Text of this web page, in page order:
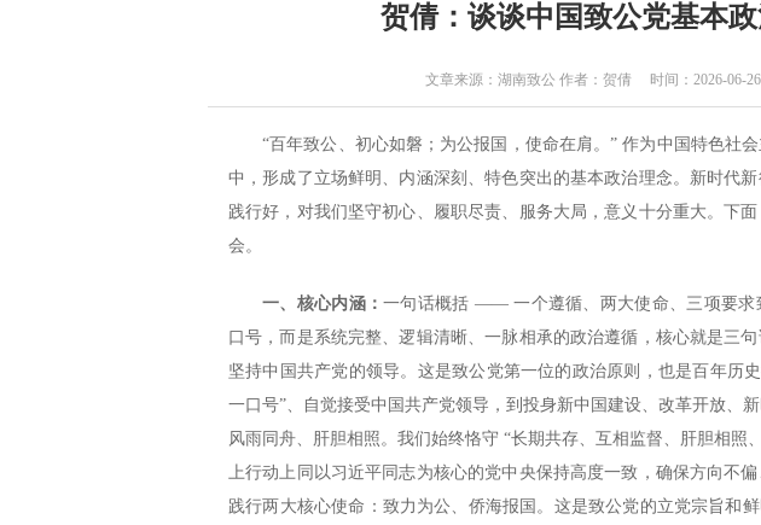
贺倩：谈谈中国致公党基本
文章来源：湖南致公 作者：贺倩 时间：2026-06-26
“百年致公、初心如磐；为公报国，使命在肩。” 作为中国特色社
中，形成了立场鲜明、内涵深刻、特色突出的基本政治理念。新时代新
践行好，对我们坚守初心、履职尽责、服务大局，意义十分重大。下
会。
一、核心内涵：一句话概括 —— 一个遵循、两大使命、三项要求
口号，而是系统完整、逻辑清晰、一脉相承的政治遵循，核心就是三
坚持中国共产党的领导。这是致公党第一位的政治原则，也是百年历
一口号”、自觉接受中国共产党领导，到投身新中国建设、改革开放、
风雨同舟、肝胆相照。我们始终恪守 “长期共存、互相监督、肝胆相照
上行动上同以习近平同志为核心的党中央保持高度一致，确保方向不偏
践行两大核心使命：致力为公、侨海报国。这是致公党的立党宗旨和